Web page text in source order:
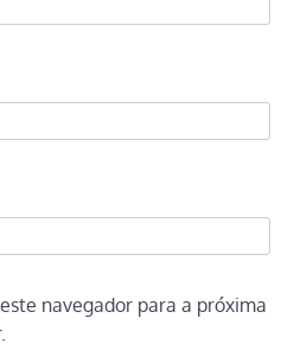
navegador para a próxima